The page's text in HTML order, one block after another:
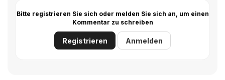
Bitte registrieren Sie sich oder melden Sie sich an, um einen
Kommentar zu schreiben
Registrieren Anmelden